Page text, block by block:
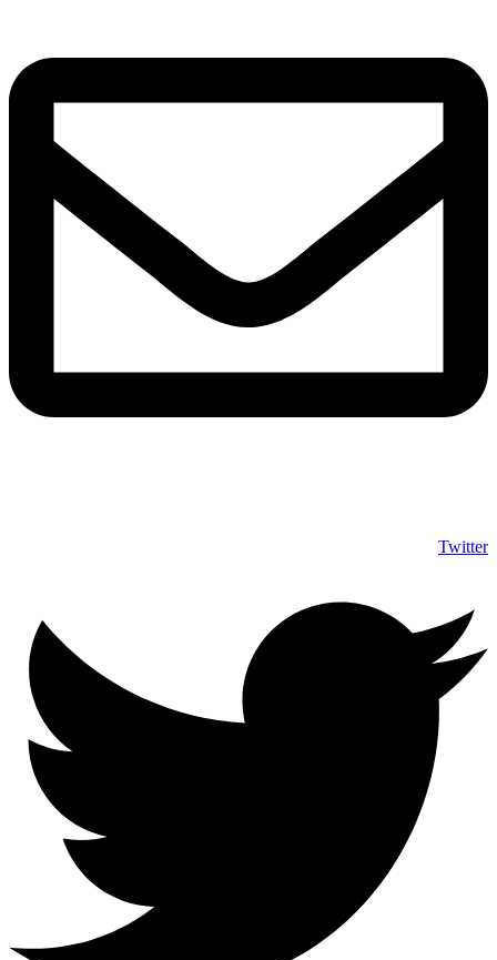
Twitter